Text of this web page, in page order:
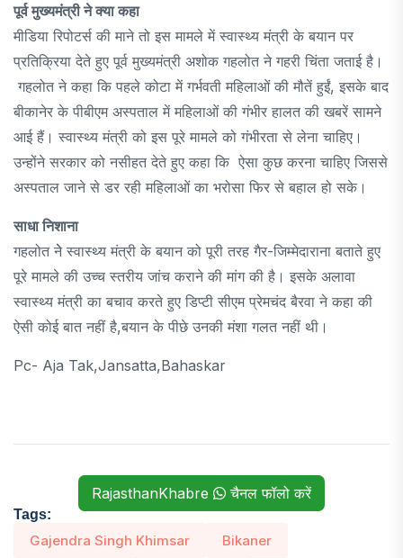
पूर्व मुख्यमंत्री ने क्या कहा
मीडिया रिपोटर्स की माने तो इस मामले में स्वास्थ्य मंत्री के बयान पर
प्रतिक्रिया देते हुए पूर्व मुख्यमंत्री अशोक गहलोत ने गहरी चिंता जताई है।
गहलोत ने कहा कि पहले कोटा में गर्भवती महिलाओं की मौतें हुईं, इसके बाद
बीकानेर के पीबीएम अस्पताल में महिलाओं की गंभीर हालत की खबरें सामने
आई हैं। स्वास्थ्य मंत्री को इस पूरे मामले को गंभीरता से लेना चाहिए।
उन्होंने सरकार को नसीहत देते हुए कहा कि ऐसा कुछ करना चाहिए जिससे
अस्पताल जाने से डर रही महिलाओं का भरोसा फिर से बहाल हो सके।
साधा निशाना
गहलोत नेे स्वास्थ्य मंत्री के बयान को पूरी तरह गैर-जिम्मेदाराना बताते हुए
पूरे मामले की उच्च स्तरीय जांच कराने की मांग की है। इसके अलावा
स्वास्थ्य मंत्री का बचाव करते हुए डिप्टी सीएम प्रेमचंद बैरवा ने कहा की
ऐसी कोई बात नहीं है,बयान के पीछे उनकी मंशा गलत नहीं थी।
Pc- Aja Tak,jansatta,bahaskar
RajasthanKhabre चैनल फॉलो करें
Tags:
Gajendra Singh Khimsar Bikaner